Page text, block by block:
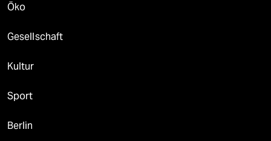
Öko
Gesellschaft
Kultur
Sport
Berlin